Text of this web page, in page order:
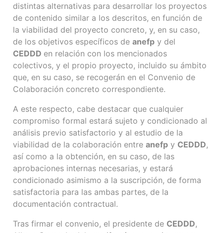
distintas alternativas para desarrollar los proyectos
de contenido similar a los descritos, en función de
la viabilidad del proyecto concreto, y, en su caso,
de los objetivos específicos deanefp y del
CEDDD en relación con los mencionados
colectivos, y el propio proyecto, incluido su ámbito
que, en su caso, se recogerán en el Convenio de
Colaboración concreto correspondiente.
A este respecto, cabe destacar que cualquier
compromiso formal estará sujeto y condicionado al
análisis previo satisfactorio y al estudio de la
viabilidad de la colaboración entreanefp y CEDDD,
así como a la obtención, en su caso, de las
aprobaciones internas necesarias, y estará
condicionado asimismo a la suscripción, de forma
satisfactoria para las ambas partes, de la
documentación contractual.
Tras firmar el convenio, el presidente de CEDDD,